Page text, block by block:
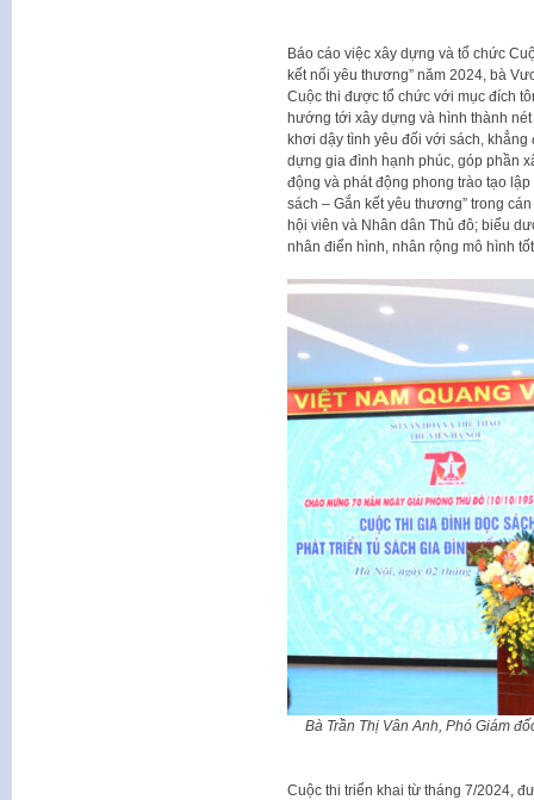
Báo cáo việc xây dựng và tổ chức
kết nối yêu thương” năm 2024, bà
Cuộc thi được tổ chức với mục đích
hướng tới xây dựng và hình thành
khơi dậy tình yêu đối với sách,
dựng gia đình hạnh phúc, góp phần
động và phát động phong trào tạo
sách – Gắn kết yêu thương” trong
hội viên và Nhân dân Thủ đô; biểu
nhân điển hình, nhân rộng mô hình
Bà Trần Thị Vân Anh, Phó Giám
Cuộc thi triển khai từ tháng 7/2024,